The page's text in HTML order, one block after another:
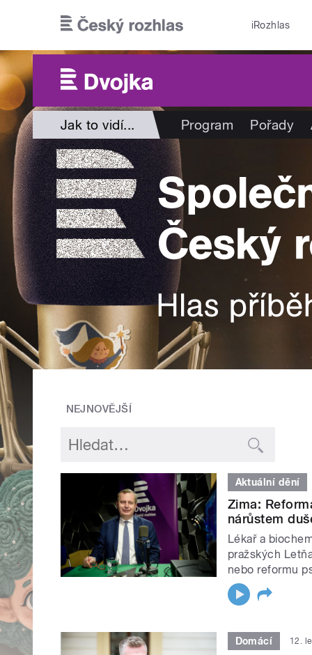
iRozhlas
Jak to vidí... Program Pořady
NEJNOVĚJŠÍ
Aktuální dění
Zima:
nárůstem
Lékař a
pražských
nebo reformu
Domácí 12.